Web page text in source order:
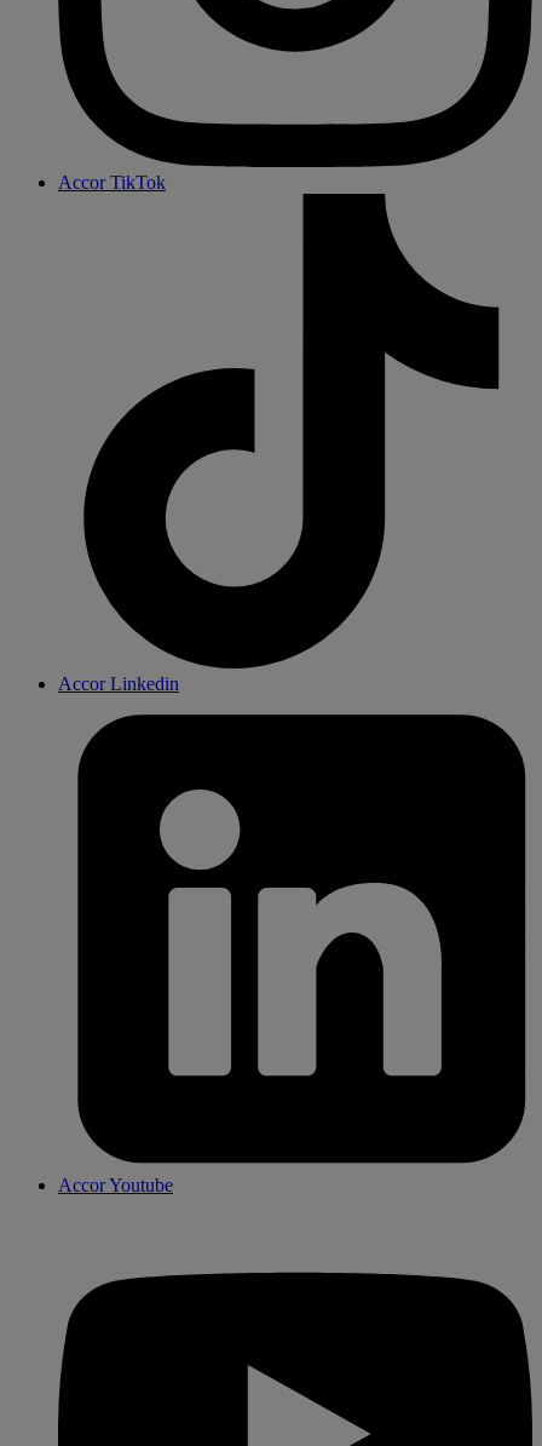
Accor TikTok
Accor Linkedin
Accor Youtube